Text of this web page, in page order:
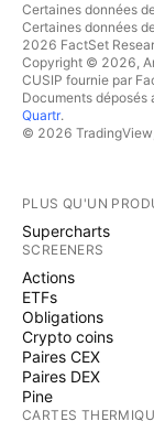
Certaines données
Certaines données
2026 FactSet
Copyright © 2026,
CUSIP fournie par
Documents déposés
Quartr.
© 2026
PLUS QU'UN
Supercharts
SCREENERS
Actions
ETFs
Obligations
Crypto coins
Paires CEX
Paires DEX
Pine
CARTES